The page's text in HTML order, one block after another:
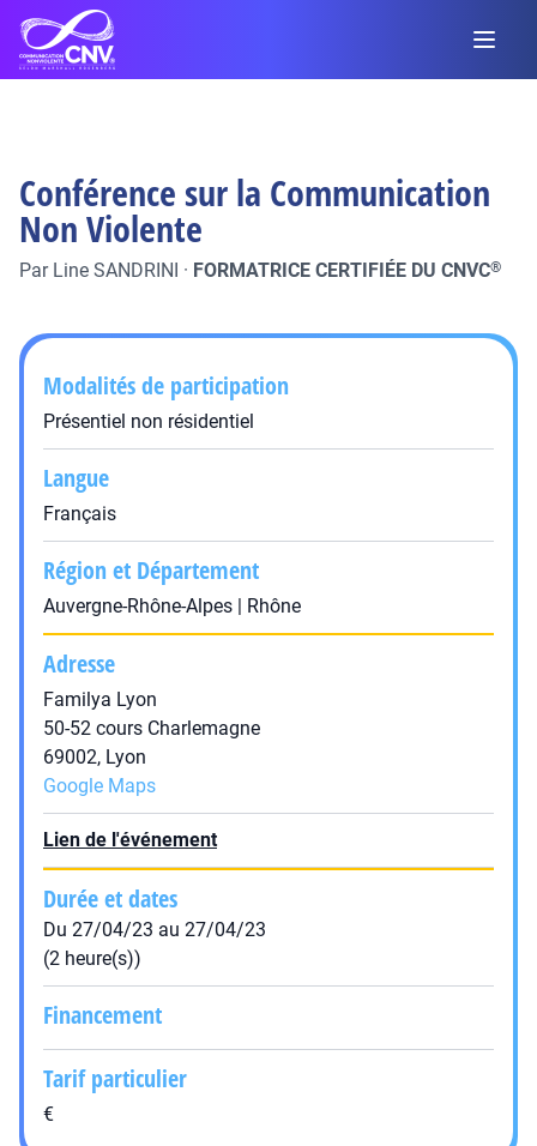
Conférence sur la Communication
Non Violente
Par Line SANDRINI · FORMATRICE CERTIFIÉE DU CNVC®
Modalités de participation
Présentiel non résidentiel
Langue
Français
Région et Département
Auvergne-Rhône-Alpes | Rhône
Adresse
Familya Lyon
50-52 cours Charlemagne
69002, Lyon
Google Maps
Lien de l'événement
Durée et dates
Du 27/04/23 au 27/04/23
(2 heure(s))
Financement
Tarif particulier
€